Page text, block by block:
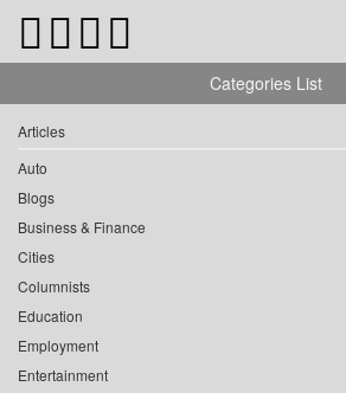
Categories List
Articles
Auto
Blogs
Business & Finance
Cities
Columnists
Education
Employment
Entertainment